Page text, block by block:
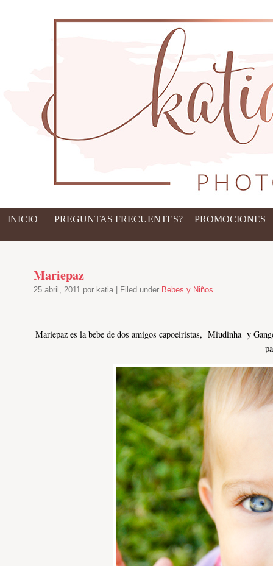
INICIO PREGUNTAS FRECUENTES? PROMOCIONES
Mariepaz
25 abril, 2011 por katia | Filed under Bebes y Niños.
Mariepaz es la bebe de dos amigos capoeiristas, Miudinha y